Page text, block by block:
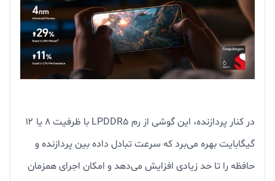
در کنار پردازنده، این گوشی از رم LPDDR5 با ظرفیت ۸ یا ۱۲
گیگابایت بهره می‌برد که سرعت تبادل داده بین پردازنده و
حافظه را تا حد زیادی افزایش می‌دهد و امکان اجرای همزمان